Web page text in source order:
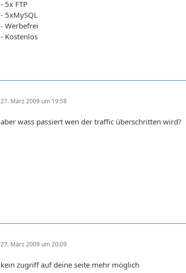
- 5x FTP
- 5xMySQL
- Werbefrei
- Kostenlos
27. März 2009 um 19:58
aber wass passiert wen der traffic überschritten wird?
27. März 2009 um 20:09
kein zugriff auf deine seite mehr möglich